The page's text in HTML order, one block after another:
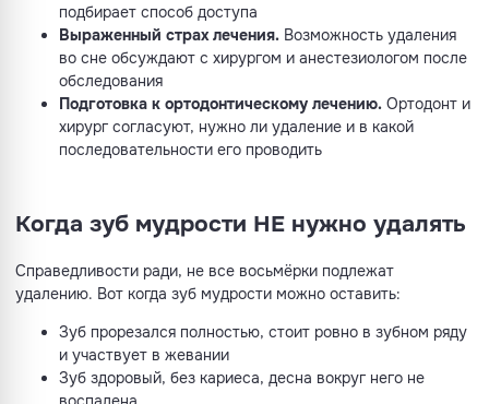
подбирает способ доступа
Выраженный страх лечения. Возможность удаления
во сне обсуждают с хирургом и анестезиологом после
обследования
Подготовка к ортодонтическому лечению. Ортодонт и
хирург согласуют, нужно ли удаление и в какой
последовательности его проводить
Когда зуб мудрости НЕ нужно удалять
Справедливости ради, не все восьмёрки подлежат
удалению. Вот когда зуб мудрости можно оставить:
Зуб прорезался полностью, стоит ровно в зубном ряду
и участвует в жевании
Зуб здоровый, без кариеса, десна вокруг него не